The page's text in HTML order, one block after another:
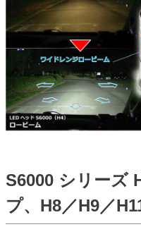
S6000 シリーズ
プ、H8／H9／